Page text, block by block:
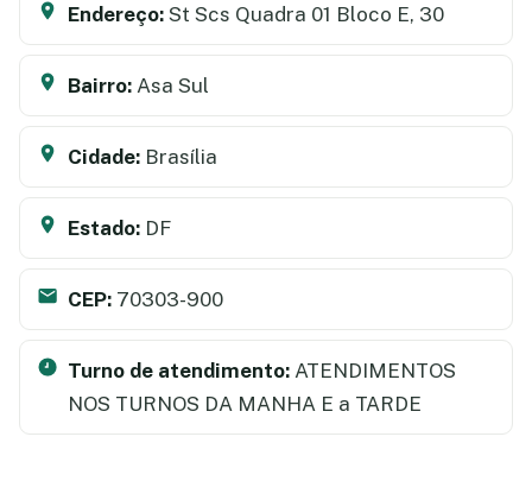
Endereço: St Scs Quadra 01 Bloco E, 30
Bairro: Asa Sul
Cidade: Brasília
Estado: DF
CEP: 70303-900
Turno de atendimento: ATENDIMENTOS
NOS TURNOS DA MANHA E a TARDE